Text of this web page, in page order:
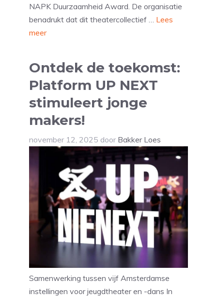
NAPK Duurzaamheid Award. De organisatie
benadrukt dat dit theatercollectief … Lees
meer
Ontdek de toekomst:
Platform UP NEXT
stimuleert jonge
makers!
november 12, 2025 door Bakker Loes
Samenwerking tussen vijf Amsterdamse
instellingen voor jeugdtheater en -dans In